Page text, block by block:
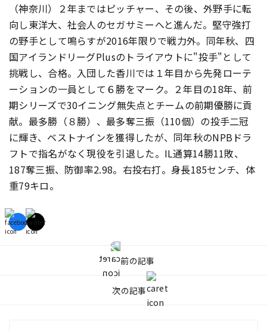
（神奈川）２年まではピッチャー、その後、外野手に転
向し東洋大、社会人のセガサミーへと進んだ。堅守強打
の野手として鳴らすが2016年限りで戦力外。同年秋、四
国アイランドリーグPlusのトライアウトに"投手"として
挑戦し、合格。入団した香川では１年目から先発ローテ
ーションの一員として６勝をマーク。２年目の18年、前
期シリーズで30イニング無失点とチームの前期優勝に貢
献。最多勝（８勝）、最多奪三振（110個）の投手二冠
に輝き、ベストナインを獲得したが、同年秋のNPBドラ
フトで指名がなく現役を引退した。IL通算14勝11敗、
187奪三振、防御率2.98。右投右打。身長185センチ、体
重79キロ。
前の記事
次の記事